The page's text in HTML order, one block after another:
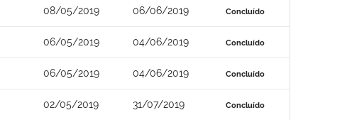
08/05/2019 06/06/2019 Concluído
06/05/2019 04/06/2019 Concluído
06/05/2019 04/06/2019 Concluído
02/05/2019 31/07/2019 Concluído